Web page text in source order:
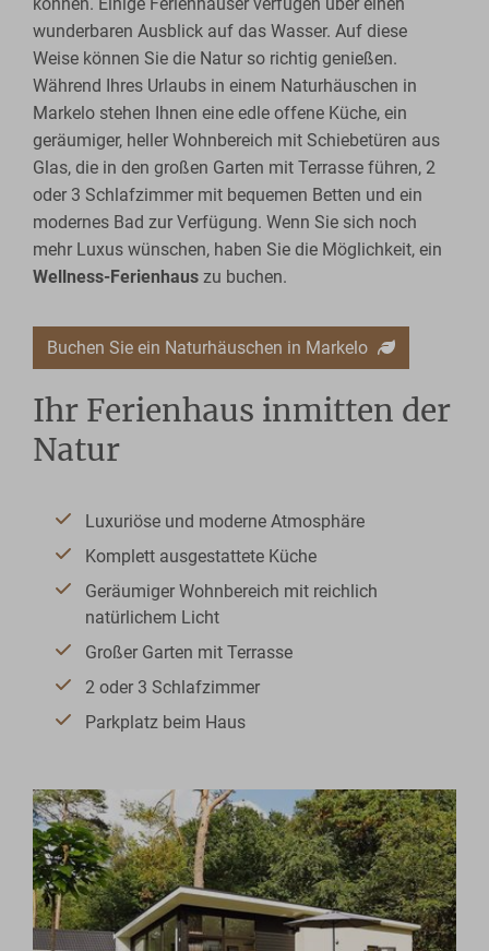
können. Einige Ferienhäuser verfügen über einen
wunderbaren Ausblick auf das Wasser. Auf diese
Weise können Sie die Natur so richtig genießen.
Während Ihres Urlaubs in einem Naturhäuschen in
Markelo stehen Ihnen eine edle offene Küche, ein
geräumiger, heller Wohnbereich mit Schiebetüren aus
Glas, die in den großen Garten mit Terrasse führen, 2
oder 3 Schlafzimmer mit bequemen Betten und ein
modernes Bad zur Verfügung. Wenn Sie sich noch
mehr Luxus wünschen, haben Sie die Möglichkeit, ein
Wellness-Ferienhaus zu buchen.
Buchen Sie ein Naturhäuschen in Markelo
Ihr Ferienhaus inmitten der
Natur
Luxuriöse und moderne Atmosphäre
Komplett ausgestattete Küche
Geräumiger Wohnbereich mit reichlich
natürlichem Licht
Großer Garten mit Terrasse
2 oder 3 Schlafzimmer
Parkplatz beim Haus